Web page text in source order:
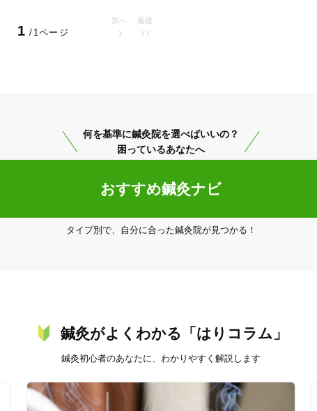
美容鍼 スポーツ鍼灸 レディ
駅近 往療あり
1 /1ページ
次へ 最後
何を基準に鍼灸院を選べばいいの？
困っているあなたへ
おすすめ鍼灸ナビ
タイプ別で、自分に合った鍼灸院が見つかる！
鍼灸がよくわかる「はりコラム」
鍼灸初心者のあなたに、わかりやすく解説します